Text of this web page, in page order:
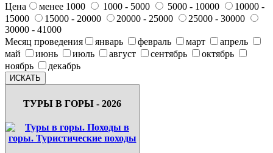
Цена
менее 1000 1000 - 5000 5000 - 10000
10000 -
15000
15000 - 20000 20000 - 25000
25000 - 30000
30000 - 41000
Месяц проведения
январь февраль март
апрель
май
июнь июль август сентябрь
октябрь
ноябрь
декабрь
ТУРЫ В ГОРЫ - 2026